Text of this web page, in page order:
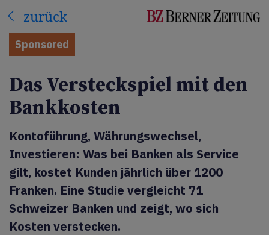
zurück
Sponsored
Das Versteckspiel mit den
Bankkosten
Kontoführung, Währungswechsel,
Investieren: Was bei Banken als Service
gilt, kostet Kunden jährlich über 1200
Franken. Eine Studie vergleicht 71
Schweizer Banken und zeigt, wo sich
Kosten verstecken.